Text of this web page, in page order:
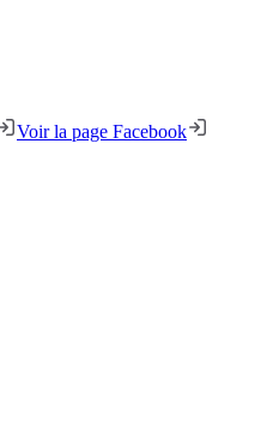
Voir la page Facebook